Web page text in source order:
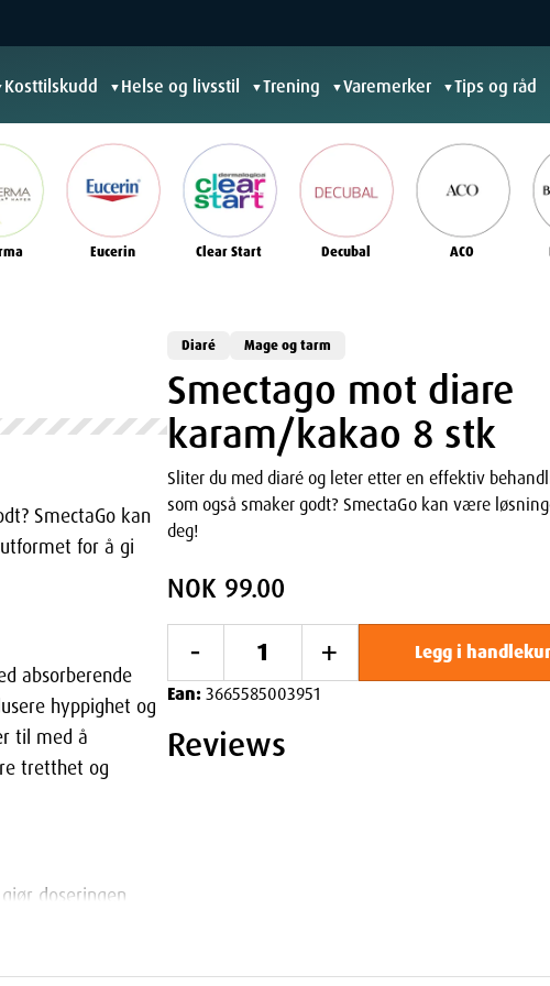
Kosttilskudd ▼ Helse og livsstil ▼Trening ▼Varemerker ▼Tips og råd
Eucerin Clear Start Decubal ACO
SmectaGo kan
for å gi
absorberende
hyppighet og
til med å
tretthet og
doseringen
Diaré Mage og tarm
Smectago mot diare
karam/kakao 8 stk
Sliter du med diaré og leter etter en effektiv
som også smaker godt? SmectaGo kan være
deg!
NOK 99.00
- +
Legg i
Ean: 3665585003951
Reviews